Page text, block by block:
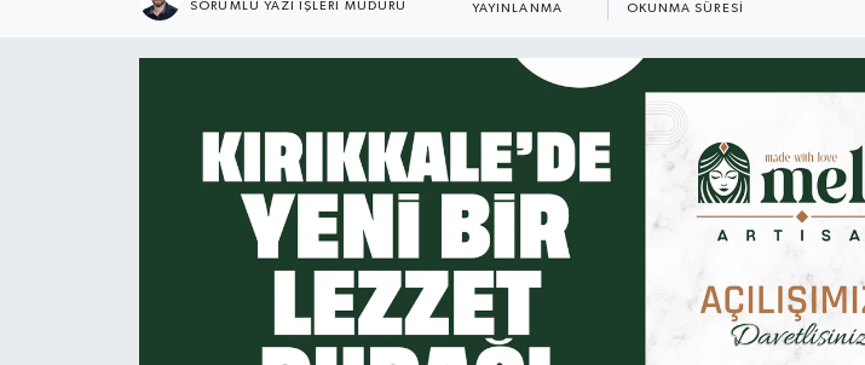
SORUMLU YAZI İŞLERI MÜDÜRÜ YAYINLANMA OKUNMA SÜRESI